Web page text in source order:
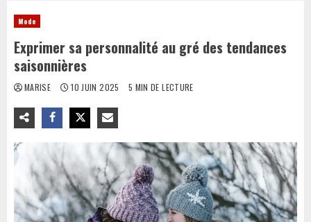
Mode
Exprimer sa personnalité au gré des tendances
saisonnières
MARISE 10 JUIN 2025 5 MIN DE LECTURE